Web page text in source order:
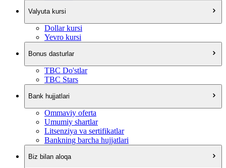
Valyuta kursi
Dollar kursi
Yevro kursi
Bonus dasturlar
TBC Do'stlar
TBC Stars
Bank hujjatlari
Ommaviy oferta
Umumiy shartlar
Litsenziya va sertifikatlar
Bankning barcha hujjatlari
Biz bilan aloqa